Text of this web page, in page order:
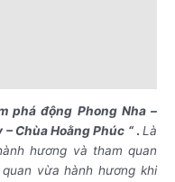
phá động Phong Nha –
Chùa Hoằng Phúc “ .Là
hương và tham quan
vừa hành hương khi